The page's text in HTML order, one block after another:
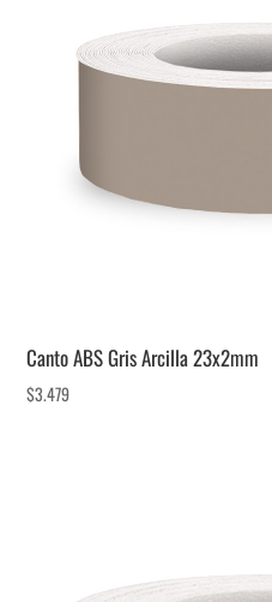
Canto ABS Gris Arcilla 23x2mm
$3.479